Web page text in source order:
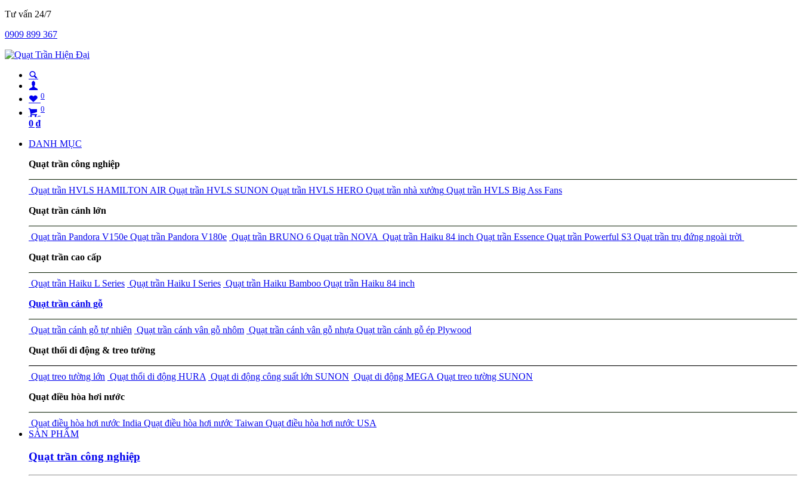
Tư vấn 24/7
0909 899 367
0
0
0 ₫
DANH MỤC
Quạt trần công nghiệp
Quạt trần HVLS HAMILTON AIR Quạt trần HVLS SUNON Quạt trần HVLS HERO Quạt trần nhà xưởng Quạt trần HVLS Big Ass Fans
Quạt trần cánh lớn
Quạt trần Pandora V150e Quạt trần Pandora V180e Quạt trần BRUNO 6 Quạt trần NOVA Quạt trần Haiku 84 inch Quạt trần Essence Quạt trần Powerful S3 Quạt trần trụ đứng ngoài trời
Quạt trần cao cấp
Quạt trần Haiku L Series Quạt trần Haiku I Series Quạt trần Haiku Bamboo Quạt trần Haiku 84 inch
Quạt trần cánh gỗ
Quạt trần cánh gỗ tự nhiên Quạt trần cánh vân gỗ nhôm Quạt trần cánh vân gỗ nhựa Quạt trần cánh gỗ ép Plywood
Quạt thổi di động & treo tường
Quạt treo tường lớn Quạt thổi di động HURA Quạt di động công suất lớn SUNON Quạt di động MEGA Quạt treo tường SUNON
Quạt điều hòa hơi nước
Quạt điều hòa hơi nước India Quạt điều hòa hơi nước Taiwan Quạt điều hòa hơi nước USA
SẢN PHẨM
Quạt trần công nghiệp